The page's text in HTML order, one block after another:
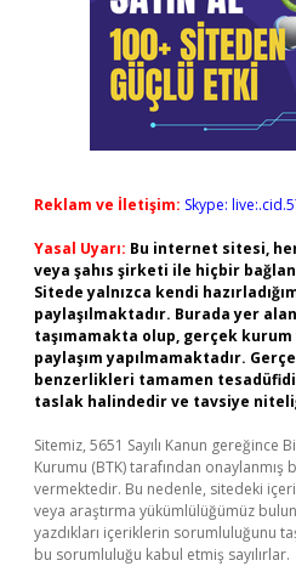
Reklam ve İletişim: Skype:
Yasal Uyarı: Bu internet sitesi,
veya şahıs şirketi ile hiçbir
Sitede yalnızca kendi
paylaşılmaktadır. Burada yer
taşımamakta olup, gerçek
paylaşım yapılmamaktadır.
benzerlikleri tamamen
taslak halindedir ve tavsiye
Sitemiz, 5651 Sayılı Kanun gereğince
Kurumu (BTK) tarafından onaylanmış
vermektedir. Bu nedenle, sitedeki
veya araştırma yükümlülüğümüz
yazdıkları içeriklerin sorumluluğunu
bu sorumluluğu kabul etmiş sayılırlar.